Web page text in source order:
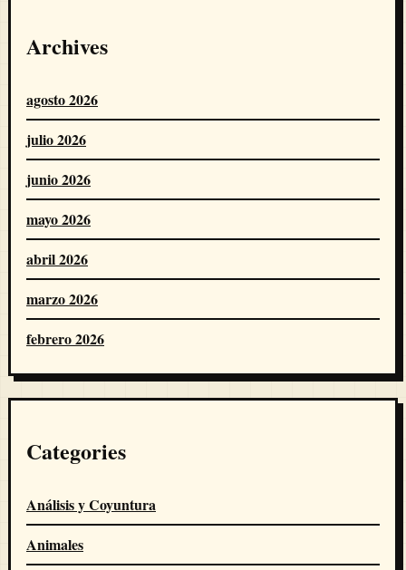
Archives
agosto 2026
julio 2026
junio 2026
mayo 2026
abril 2026
marzo 2026
febrero 2026
Categories
Análisis y Coyuntura
Animales